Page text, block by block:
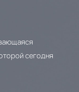
сегодня